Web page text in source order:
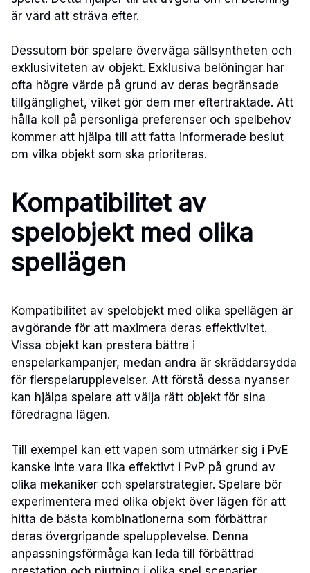
är värd att sträva efter.
Dessutom bör spelare överväga sällsyntheten och
exklusiviteten av objekt. Exklusiva belöningar har
ofta högre värde på grund av deras begränsade
tillgänglighet, vilket gör dem mer eftertraktade. Att
hålla koll på personliga preferenser och spelbehov
kommer att hjälpa till att fatta informerade beslut
om vilka objekt som ska prioriteras.
Kompatibilitet av
spelobjekt med olika
spellägen
Kompatibilitet av spelobjekt med olika spellägen är
avgörande för att maximera deras effektivitet.
Vissa objekt kan prestera bättre i
enspelarkampanjer, medan andra är skräddarsydda
för flerspelarupplevelser. Att förstå dessa nyanser
kan hjälpa spelare att välja rätt objekt för sina
föredragna lägen.
Till exempel kan ett vapen som utmärker sig i PvE
kanske inte vara lika effektivt i PvP på grund av
olika mekaniker och spelarstrategier. Spelare bör
experimentera med olika objekt över lägen för att
hitta de bästa kombinationerna som förbättrar
deras övergripande spelupplevelse. Denna
anpassningsförmåga kan leda till förbättrad